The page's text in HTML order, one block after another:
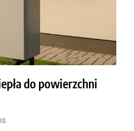
do powierzchni